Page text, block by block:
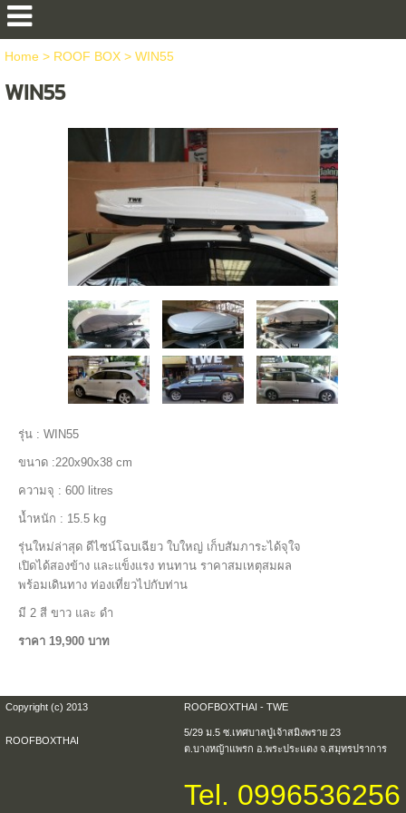
Home> ROOF BOX> WIN55
WIN55
รุ่น : WIN55
ขนาด :220x90x38 cm
ความจุ : 600 litres
น้ำหนัก : 15.5 kg
รุ่นใหม่ล่าสุด ดีไซน์โฉบเฉียว ใบใหญ่ เก็บสัมภาระได้จุใจ
เปิดได้สองข้าง และแข็งแรง ทนทาน ราคาสมเหตุสมผล
พร้อมเดินทาง ท่องเที่ยวไปกับท่าน
มี 2 สี ขาว และ ดำ
ราคา 19,900 บาท
Copyright (c) 2013 ROOFBOXTHAI - TWE
ROOFBOXTHAI
5/29 ม.5 ซ.เทศบาลปู่เจ้าสมิงพราย 23
ต.บางหญ้าแพรก อ.พระประแดง จ.สมุทรปราการ
Tel. 0996536256